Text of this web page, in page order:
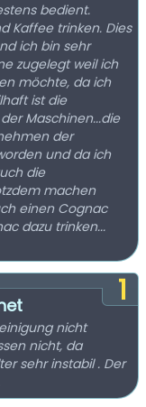
bedient.
Kaffee trinken. Dies
ich bin sehr
zugelegt weil ich
möchte, da ich
ist die
Maschinen...die
der
und da ich
die
machen
einen Cognac
dazu trinken...
1
nicht
nicht, da
sehr instabil . Der